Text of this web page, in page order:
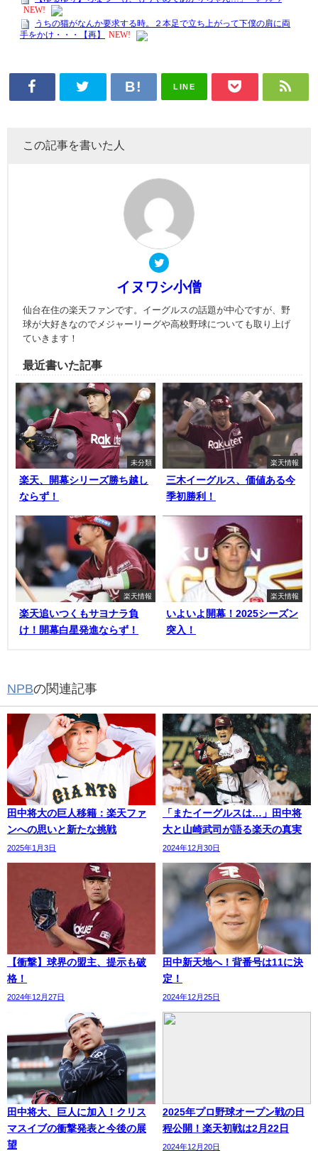
LINE
この記事を書いた人
イヌワシ小僧
仙台在住の楽天ファンです。イーグルスの話題が中心ですが、野
球が大好きなのでメジャーリーグや高校野球についても取り上げ
ていきます！
最近書いた記事
未分類
楽天、開幕シリーズ勝ち越し
ならず！
楽天情報
三木イーグルス、価値ある今
季初勝利！
楽天情報
楽天追いつくもサヨナラ負
け！開幕白星発進ならず！
楽天情報
いよいよ開幕！2025シーズン
突入！
NPBの関連記事
田中将大の巨人移籍：楽天ファ
ンへの思いと新たな挑戦
2025年1月3日
「またイーグルスは…」田中将
大と山崎武司が語る楽天の真実
2024年12月30日
【衝撃】球界の盟主、提示も破
格！
2024年12月27日
田中新天地へ！背番号は11に決
定！
2024年12月25日
田中将大、巨人に加入！クリス
マスイブの衝撃発表と今後の展
望
2025年プロ野球オープン戦の日
程公開！楽天初戦は2月22日
2024年12月20日